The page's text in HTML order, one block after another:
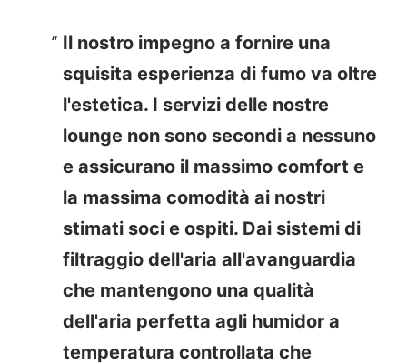
Il nostro impegno a fornire una
squisita esperienza di fumo va oltre
l'estetica. I servizi delle nostre
lounge non sono secondi a nessuno
e assicurano il massimo comfort e
la massima comodità ai nostri
stimati soci e ospiti. Dai sistemi di
filtraggio dell'aria all'avanguardia
che mantengono una qualità
dell'aria perfetta agli humidor a
temperatura controllata che